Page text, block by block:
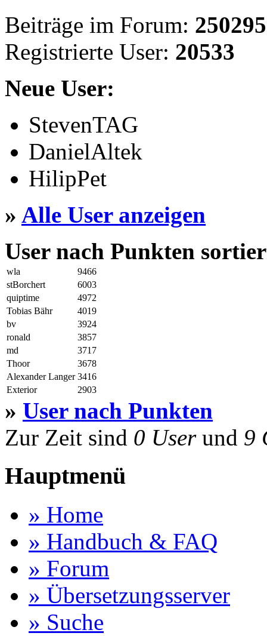
Beiträge im Forum: 250295
Registrierte User: 20533
Neue User:
StevenTAG
DanielAltek
HilipPet
» Alle User anzeigen
User nach Punkten
wla
9466
stBorchert
6003
quiptime
4972
Tobias Bähr
4019
bv
3924
ronald
3857
md
3717
Thoor
3678
Alexander Langer 3416
Exterior
2903
» User nach Punkten
Zur Zeit sind 0 Userund 9
Hauptmenü
» Home
» Handbuch & FAQ
» Forum
» Übersetzungsserver
» Suche